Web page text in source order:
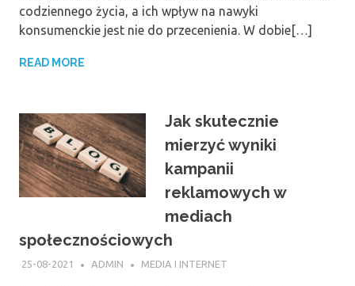
codziennego życia, a ich wpływ na nawyki
konsumenckie jest nie do przecenienia. W dobie[…]
READ MORE
Jak skutecznie
mierzyć wyniki
kampanii
reklamowych w
mediach
społecznościowych
25-08-2021 ADMIN MEDIA I INTERNET